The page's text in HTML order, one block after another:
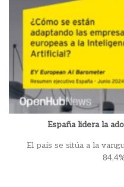
España lidera la
El país se sitúa a la